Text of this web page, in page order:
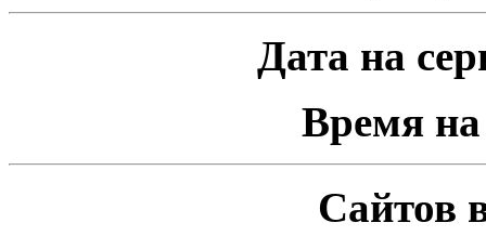
Дата на
Время на
Сайтов